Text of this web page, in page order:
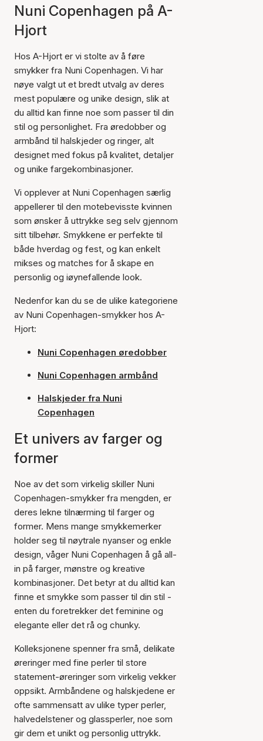
Nuni Copenhagen på A-
Hjort
Hos A-Hjort er vi stolte av å føre
smykker fra Nuni Copenhagen. Vi har
nøye valgt ut et bredt utvalg av deres
mest populære og unike design, slik at
du alltid kan finne noe som passer til din
stil og personlighet. Fra øredobber og
armbånd til halskjeder og ringer, alt
designet med fokus på kvalitet, detaljer
og unike fargekombinasjoner.
Vi opplever at Nuni Copenhagen særlig
appellerer til den motebevisste kvinnen
som ønsker å uttrykke seg selv gjennom
sitt tilbehør. Smykkene er perfekte til
både hverdag og fest, og kan enkelt
mikses og matches for å skape en
personlig og iøynefallende look.
Nedenfor kan du se de ulike kategoriene
av Nuni Copenhagen-smykker hos A-
Hjort:
Nuni Copenhagen øredobber
Nuni Copenhagen armbånd
Halskjeder fra Nuni
Copenhagen
Et univers av farger og
former
Noe av det som virkelig skiller Nuni
Copenhagen-smykker fra mengden, er
deres lekne tilnærming til farger og
former. Mens mange smykkemerker
holder seg til nøytrale nyanser og enkle
design, våger Nuni Copenhagen å gå all-
in på farger, mønstre og kreative
kombinasjoner. Det betyr at du alltid kan
finne et smykke som passer til din stil -
enten du foretrekker det feminine og
elegante eller det rå og chunky.
Kolleksjonene spenner fra små, delikate
øreringer med fine perler til store
statement-øreringer som virkelig vekker
oppsikt. Armbåndene og halskjedene er
ofte sammensatt av ulike typer perler,
halvedelstener og glassperler, noe som
gir dem et unikt og personlig uttrykk.